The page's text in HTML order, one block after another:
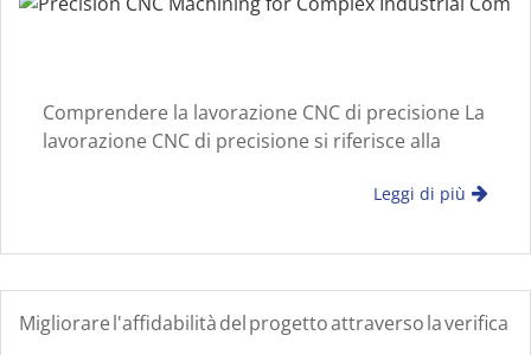
Comprendere la lavorazione CNC di precisione La
lavorazione CNC di precisione si riferisce alla
per ottenere tolleranze strette e una stabile
Leggi di più
Migliorare l'affidabilità del progetto attraverso la verifica